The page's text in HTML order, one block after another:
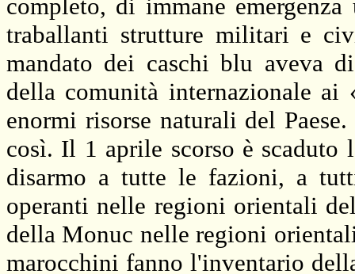
completo, di immane
traballanti strutture militari e
mandato dei caschi blu aveva
della comunità internazionale
enormi risorse naturali del
così. Il 1 aprile scorso è
disarmo a tutte le fazioni, a
operanti nelle regioni orientali
della Monuc nelle regioni
marocchini fanno l'inventario